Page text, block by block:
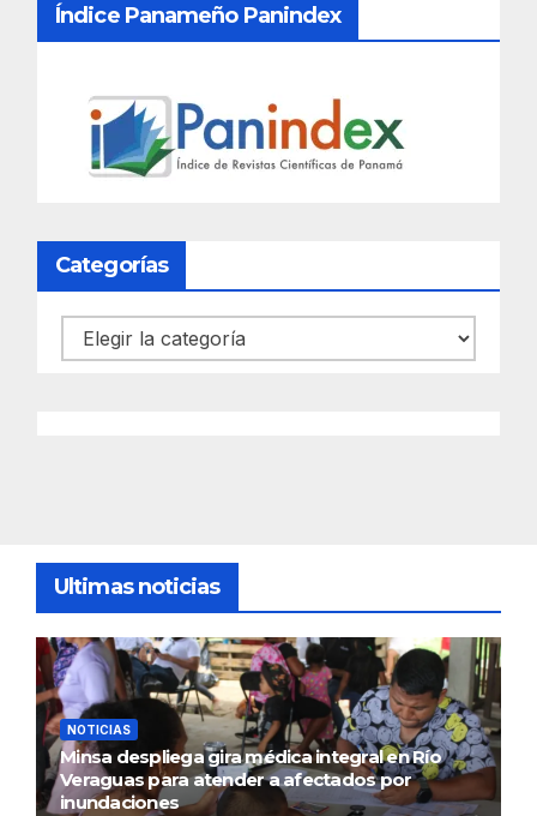
Índice Panameño Panindex
Categorías
Categorías
Ultimas noticias
NOTICIAS
Minsa despliega gira médica integral en Río
Veraguas para atender a afectados por
inundaciones